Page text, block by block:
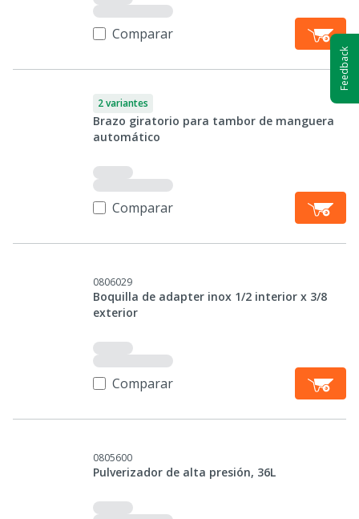
Comparar
2 variantes
Brazo giratorio para tambor de manguera
automático
Comparar
0806029
Boquilla de adapter inox 1/2 interior x 3/8
exterior
Comparar
0805600
Pulverizador de alta presión, 36L
Feedback